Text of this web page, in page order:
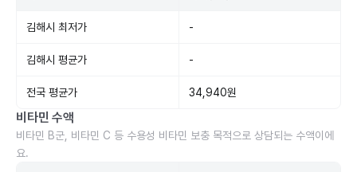
김해시 최저가 -
김해시 평균가 -
전국 평균가 34,940원
비타민 수액
비타민 B군, 비타민 C 등 수용성 비타민 보충 목적으로 상담되는 수액이에
요.